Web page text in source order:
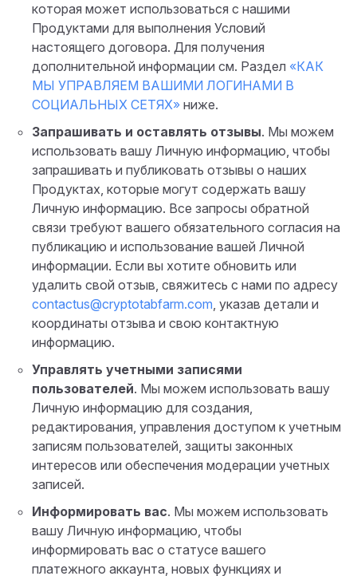
которая может использоваться с нашими
Продуктами для выполнения Условий
настоящего договора. Для получения
дополнительной информации см. Раздел «КАК
МЫ УПРАВЛЯЕМ ВАШИМИ ЛОГИНАМИ В
СОЦИАЛЬНЫХ СЕТЯХ» ниже.
Запрашивать и оставлять отзывы. Мы можем
использовать вашу Личную информацию, чтобы
запрашивать и публиковать отзывы о наших
Продуктах, которые могут содержать вашу
Личную информацию. Все запросы обратной
связи требуют вашего обязательного согласия на
публикацию и использование вашей Личной
информации. Если вы хотите обновить или
удалить свой отзыв, свяжитесь с нами по адресу
contactus@cryptotabfarm.com, указав детали и
координаты отзыва и свою контактную
информацию.
Управлять учетными записями
пользователей. Мы можем использовать вашу
Личную информацию для создания,
редактирования, управления доступом к учетным
записям пользователей, защиты законных
интересов или обеспечения модерации учетных
записей.
Информировать вас. Мы можем использовать
вашу Личную информацию, чтобы
информировать вас о статусе вашего
платежного аккаунта, новых функциях и